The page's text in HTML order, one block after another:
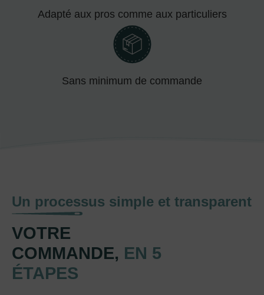
Adapté aux pros comme aux particuliers
Sans minimum de commande
Un processus simple et transparent
VOTRE
COMMANDE, EN 5
ÉTAPES